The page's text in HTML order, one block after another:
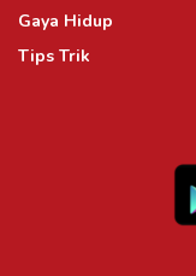
Gaya Hidup
Tips Trik